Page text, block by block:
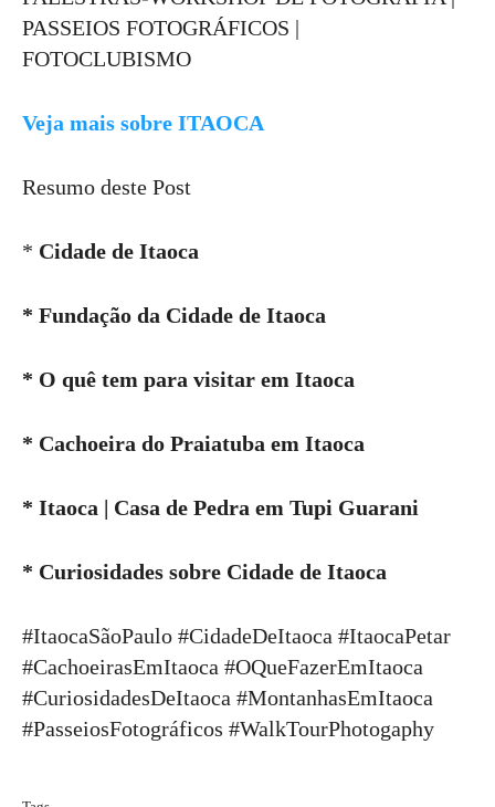
PASSEIOS FOTOGRÁFICOS |
FOTOCLUBISMO
Veja mais sobre ITAOCA
Resumo deste Post
* Cidade de Itaoca
* Fundação da Cidade de Itaoca
* O quê tem para visitar em Itaoca
* Cachoeira do Praiatuba em Itaoca
* Itaoca | Casa de Pedra em Tupi Guarani
* Curiosidades sobre Cidade de Itaoca
#ItaocaSãoPaulo #CidadeDeItaoca #ItaocaPetar
#CachoeirasEmItaoca #OQueFazerEmItaoca
#CuriosidadesDeItaoca #MontanhasEmItaoca
#PasseiosFotográficos #WalkTourPhotogaphy